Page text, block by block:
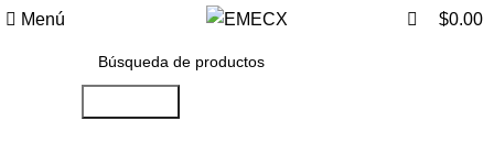
Menú $0.00